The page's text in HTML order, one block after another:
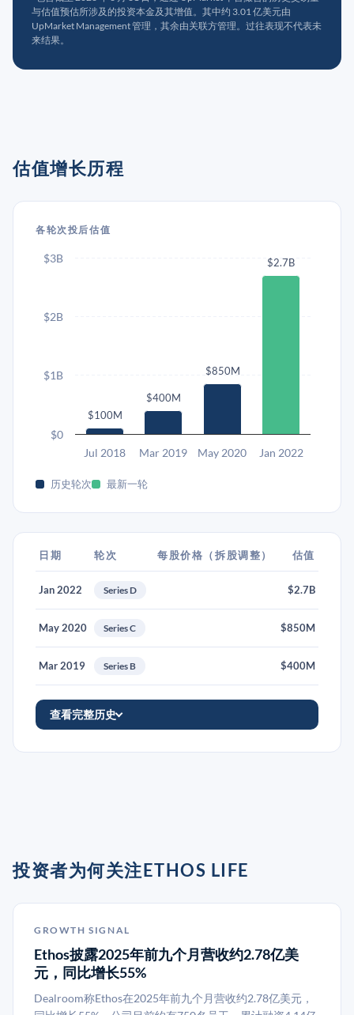
与估值预估所涉及的投资本金及其增值。其中约 3.01 亿美元由
UpMarket Management 管理，其余由关联方管理。过往表现不代表未
来结果。
估值增长历程
各轮次投后估值
$100M
$400M
$850M
$2.7B
Jul 2018 Mar 2019 May 2020 Jan 2022
$0
$1B
$2B
$3B
历史轮次 最新一轮
日期 轮次 每股价格（拆股调整） 估值
Jan 2022 Series D $2.7B
May 2020 Series C $850M
Mar 2019 Series B $400M
查看完整历史
投资者为何关注ETHOS LIFE
GROWTH SIGNAL
Ethos披露2025年前九个月营收约2.78亿美
元，同比增长55%
Dealroom称Ethos在2025年前九个月营收约2.78亿美元，